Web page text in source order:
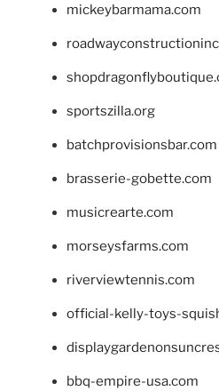
mickeybarmama.com
sportszilla.org
batchprovisionsbar.com
brasserie-gobette.com
musicrearte.com
morseysfarms.com
riverviewtennis.com
official-kelly-toys-
bbq-empire-usa.com